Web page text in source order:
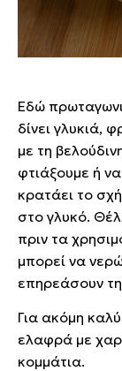
Εδώ
δίνει γλυκιά,
με τη
φτιάξουμε ή
κρατάει το
στο γλυκό.
πριν τα
μπορεί να
επηρεάσουν
Για ακόμη
ελαφρά με
κομμάτια.